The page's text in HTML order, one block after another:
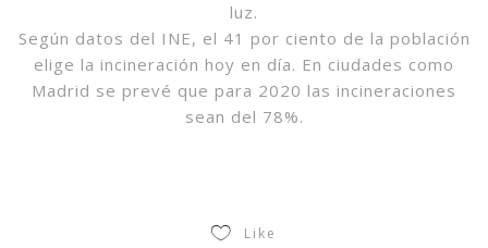
luz.
Según datos del INE, el 41 por ciento de la población
elige la incineración hoy en día. En ciudades como
Madrid se prevé que para 2020 las incineraciones
sean del 78%.
Like